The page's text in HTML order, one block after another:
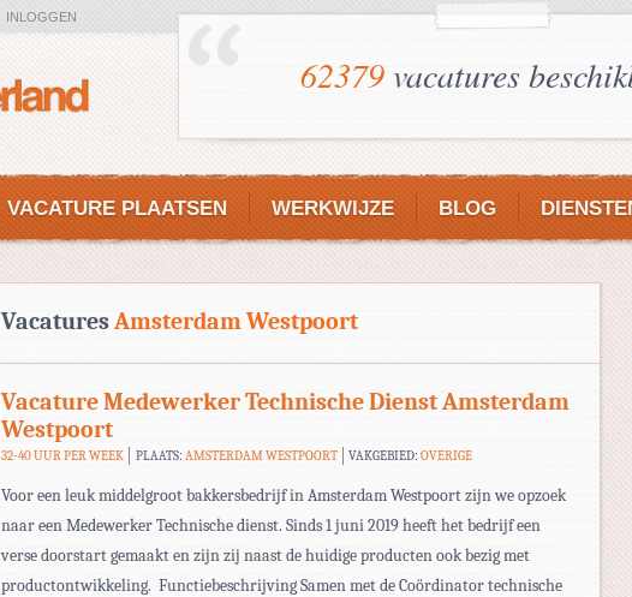
INLOGGEN
62379vacatures
VACATURE PLAATSEN WERKWIJZE BLOG
VacaturesAmsterdam Westpoort
Vacature Medewerker Technische Dienst Amsterdam
Westpoort
32-40 UUR PER WEEK PLAATS: AMSTERDAM WESTPOORT VAKGEBIED:OVERIGE
Voor een leuk middelgroot bakkersbedrijf in Amsterdam Westpoort zijn we opzoek
naar een Medewerker Technische dienst. Sinds 1 juni 2019 heeft het bedrijf een
verse doorstart gemaakt en zijn zij naast de huidige producten ook bezig met
productontwikkeling. Functiebeschrijving Samen met de Coördinator technische